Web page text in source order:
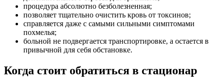
процедура абсолютно безболезненная;
позволяет тщательно очистить кровь от токсинов;
справляется даже с самыми сильными симптомами
похмелья;
больной не подвергается транспортировке, а остается в
привычной для себя обстановке.
Когда стоит обратиться в стационар